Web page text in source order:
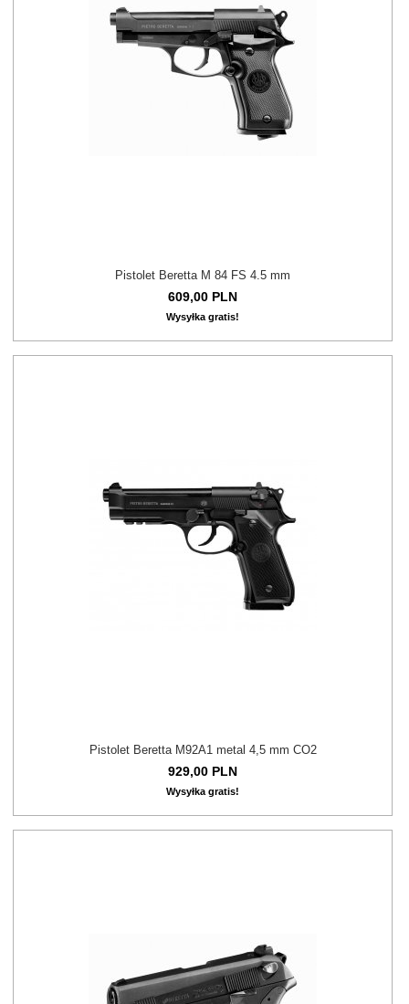
Pistolet Beretta M 84 FS 4.5 mm
609,00 PLN
Wysyłka gratis!
Pistolet Beretta M92A1 metal 4,5 mm CO2
929,00 PLN
Wysyłka gratis!